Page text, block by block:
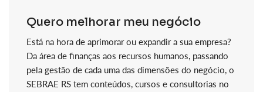
Quero melhorar meu negócio
Está na hora de aprimorar ou expandir a sua empresa?
Da área de finanças aos recursos humanos, passando
pela gestão de cada uma das dimensões do negócio, o
SEBRAE RS tem conteúdos, cursos e consultorias no